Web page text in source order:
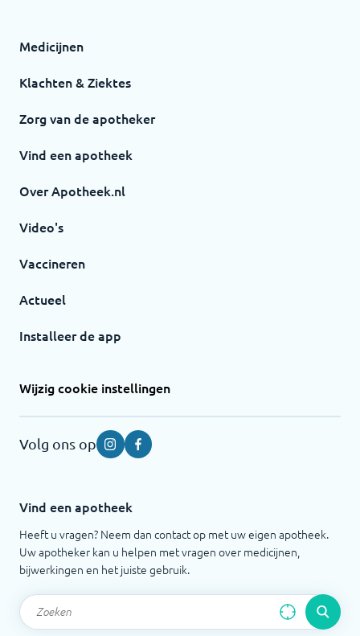
Medicijnen
Klachten & Ziektes
Zorg van de apotheker
Vind een apotheek
Over Apotheek.nl
Video's
Vaccineren
Actueel
Installeer de app
Wijzig cookie instellingen
Volg ons op InstagramFacebook
Vind een apotheek
Heeft u vragen? Neem dan contact op met uw eigen apotheek.
Uw apotheker kan u helpen met vragen over medicijnen,
bijwerkingen en het juiste gebruik.